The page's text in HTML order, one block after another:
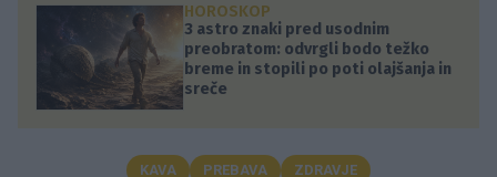
HOROSKOP
3 astro znaki pred usodnim
preobratom: odvrgli bodo težko
breme in stopili po poti olajšanja in
sreče
KAVA PREBAVA ZDRAVJE